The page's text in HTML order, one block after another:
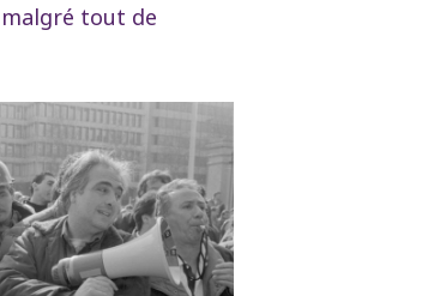
malgré tout de